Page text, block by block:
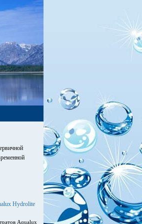
Hydrolite
Aqualux